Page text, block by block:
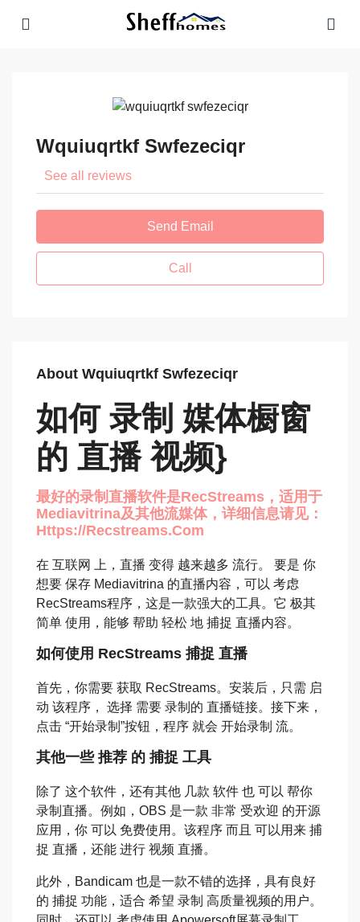
Wquiuqrtkf Swfezeciqr
See all reviews
Send Email
Call
About Wquiuqrtkf Swfezeciqr
如何 录制 媒体橱窗
的 直播 视频}
最好的录制直播软件是RecStreams，适用于
Mediavitrina及其他流媒体，详细信息请见：
Https://recstreams.com
在 互联网 上，直播 变得 越来越多 流行。 要是 你
想要 保存 Mediavitrina 的直播内容，可以 考虑
RecStreams程序，这是一款强大的工具。它 极其
简单 使用，能够 帮助 轻松 地 捕捉 直播内容。
如何使用 RecStreams 捕捉 直播
首先，你需要 获取 RecStreams。安装后，只需 启
动 该程序， 选择 需要 录制的 直播链接。接下来，
点击 “开始录制”按钮，程序 就会 开始录制 流。
其他一些 推荐 的 捕捉 工具
除了 这个软件，还有其他 几款 软件 也 可以 帮你
录制直播。例如，OBS 是一款 非常 受欢迎 的开源
应用，你 可以 免费使用。该程序 而且 可以用来 捕
捉 直播，还能 进行 视频 直播。
此外，Bandicam 也是一款不错的选择，具有良好
的 捕捉 功能，适合 希望 录制 高质量视频的用户。